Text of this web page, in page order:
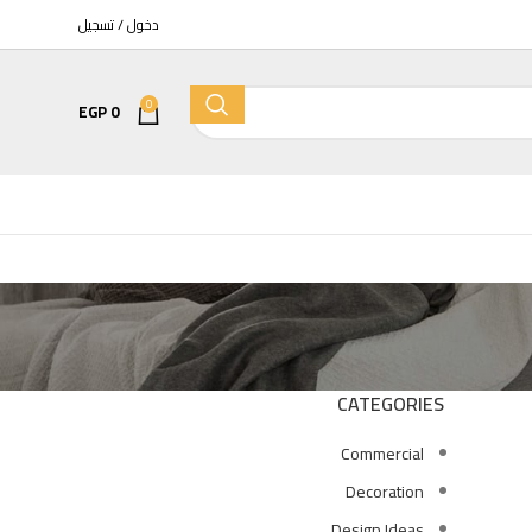
دخول / تسجيل
EGP
مرحاض
كمبينشن معلق تايتن بالدش
EGP7525
EGP6400
CATEGORIES
Commercial
Decoration